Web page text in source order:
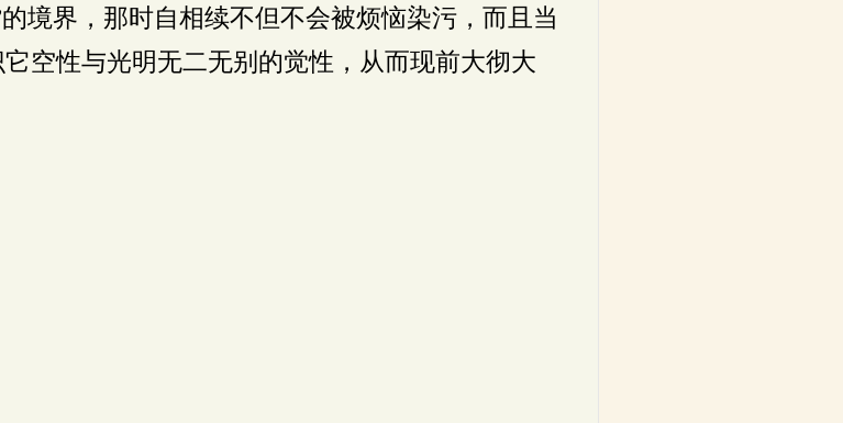
境界，那时自相续不但不会被烦恼染污，而且当
空性与光明无二无别的觉性，从而现前大彻大